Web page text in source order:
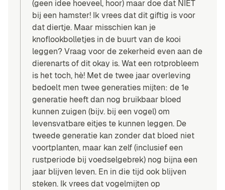
(geen idee hoeveel, hoor) maar doe dat NIET
bij een hamster! Ik vrees dat dit giftig is voor
dat diertje. Maar misschien kan je
knoflookbolletjes in de buurt van de kooi
leggen? Vraag voor de zekerheid even aan de
dierenarts of dit okay is. Wat een rotprobleem
is het toch, hè! Met de twee jaar overleving
bedoelt men twee generaties mijten: de 1e
generatie heeft dan nog bruikbaar bloed
kunnen zuigen (bijv. bij een vogel) om
levensvatbare eitjes te kunnen leggen. De
tweede generatie kan zonder dat bloed niet
voortplanten, maar kan zelf (inclusief een
rustperiode bij voedselgebrek) nog bijna een
jaar blijven leven. En in die tijd ook blijven
steken. Ik vrees dat vogelmijten op